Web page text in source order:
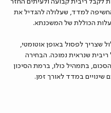
לקבל ריבית קבועה ולעיתים החזר
החשיפה למדד, שעלולה להגדיל את
הכוללת של המשכנתא.
שצריך לפסול באופן אוטומטי,
שנראית נמוכה. הבחירה
בתמהיל כולו, ברמת הסיכון
שינויים במדד לאורך זמן.